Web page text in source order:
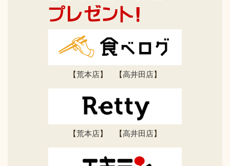
【荒本店】 【高井田店】
【荒本店】 【高井田店】